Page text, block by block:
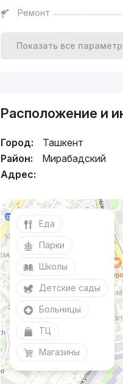
Ремонт
Показать все
Расположение и
Город:
Ташкент
Район:
Мирабадский
Адрес:
Еда
Парки
Школы
Детские сады
Больницы
ТЦ
Магазины